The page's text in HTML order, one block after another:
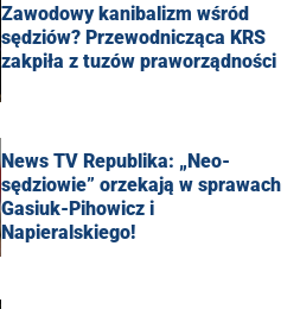
Zawodowy kanibalizm wśród
sędziów? Przewodnicząca KRS
zakpiła z tuzów praworządności
News TV Republika: „Neo-
sędziowie” orzekają w sprawach
Gasiuk-Pihowicz i
Napieralskiego!